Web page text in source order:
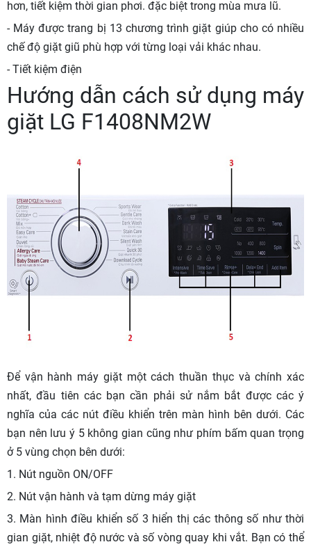
hơn, tiết kiệm thời gian phơi. đặc biệt trong mùa mưa lũ.
- Máy được trang bị 13 chương trình giặt giúp cho có nhiều
chế độ giặt giũ phù hợp với từng loại vải khác nhau.
- Tiết kiệm điện
Hướng dẫn cách sử dụng máy
giặt LG F1408NM2W
Để vận hành máy giặt một cách thuần thục và chính xác
nhất, đầu tiên các bạn cần phải sử nắm bắt được các ý
nghĩa của các nút điều khiển trên màn hình bên dưới. Các
bạn nên lưu ý 5 không gian cũng như phím bấm quan trọng
ở 5 vùng chọn bên dưới:
1. Nút nguồn ON/OFF
2. Nút vận hành và tạm dừng máy giặt
3. Màn hình điều khiển số 3 hiển thị các thông số như thời
gian giặt, nhiệt độ nước và số vòng quay khi vắt. Bạn có thể